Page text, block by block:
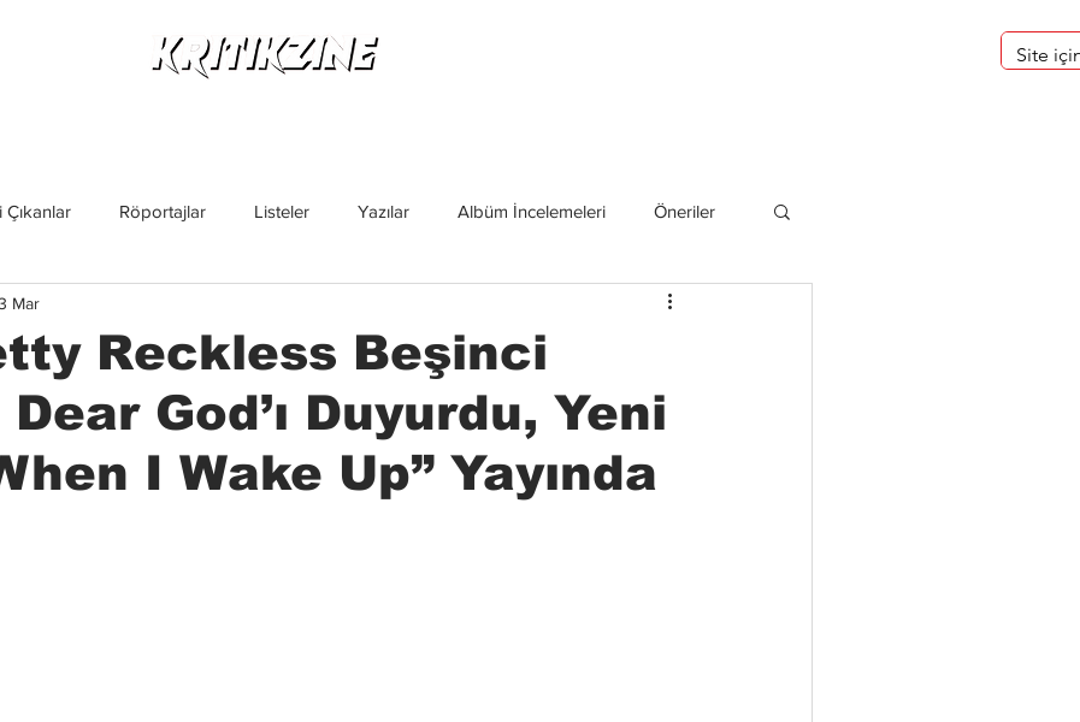
Çıkanlar Röportajlar Listeler Yazılar Albüm İncelemeleri Öneriler
İncelemeler
Reckless Beşinci
God’ı Duyurdu, Yeni
I Wake Up” Yayında
Mar